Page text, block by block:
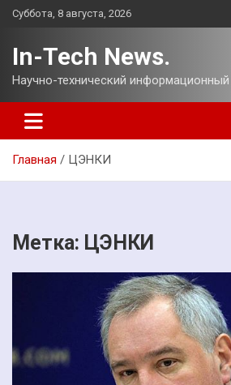
Перейти
Суббота, 8 августа, 2026
In-Tech News.
Научно-технический
Главная ЦЭНКИ
Метка: ЦЭНКИ